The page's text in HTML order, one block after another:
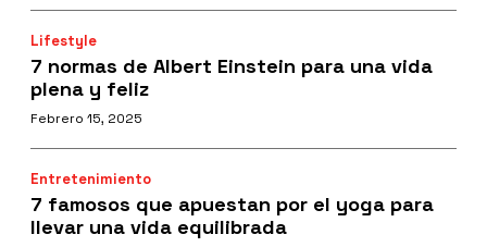
Lifestyle
7 normas de Albert Einstein para una vida
plena y feliz
Febrero 15, 2025
Entretenimiento
7 famosos que apuestan por el yoga para
llevar una vida equilibrada